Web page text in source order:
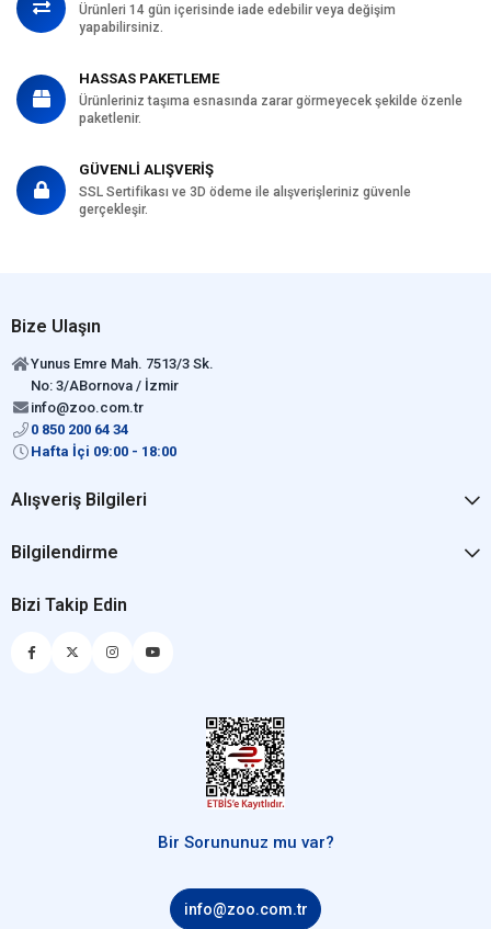
Ürünleri 14 gün içerisinde iade edebilir veya değişim
yapabilirsiniz.
HASSAS PAKETLEME
Ürünleriniz taşıma esnasında zarar görmeyecek şekilde özenle
paketlenir.
GÜVENLİ ALIŞVERİŞ
SSL Sertifikası ve 3D ödeme ile alışverişleriniz güvenle
gerçekleşir.
Bize Ulaşın
Yunus Emre Mah. 7513/3 Sk.
No: 3/ABornova / İzmir
info@zoo.com.tr
0 850 200 64 34
Hafta İçi 09:00 - 18:00
Alışveriş Bilgileri
Bilgilendirme
Bizi Takip Edin
Bir Sorununuz mu var?
info@zoo.com.tr